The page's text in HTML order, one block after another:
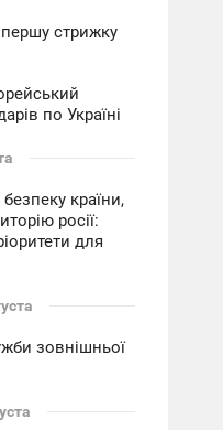
стрижку
по Україні
країни,
росії:
для
зовнішньої